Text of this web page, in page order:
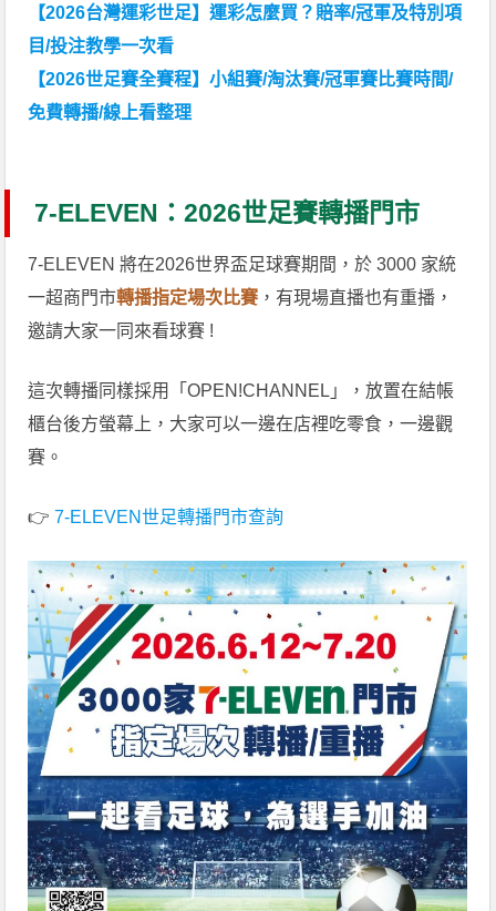
【2026台灣運彩世足】運彩怎麼買？賠率/冠軍及特別項
目/投注教學一次看
【2026世足賽全賽程】小組賽/淘汰賽/冠軍賽比賽時間/
免費轉播/線上看整理
7-ELEVEN：2026世足賽轉播門市
7-ELEVEN 將在2026世界盃足球賽期間，於 3000 家統
一超商門市轉播指定場次比賽 ，有現場直播也有重播，
邀請大家一同來看球賽 !
這次轉播同樣採用「OPEN!CHANNEL」，放置在結帳
櫃台後方螢幕上，大家可以一邊在店裡吃零食，一邊觀
賽。
👉7-ELEVEN世足轉播門市查詢